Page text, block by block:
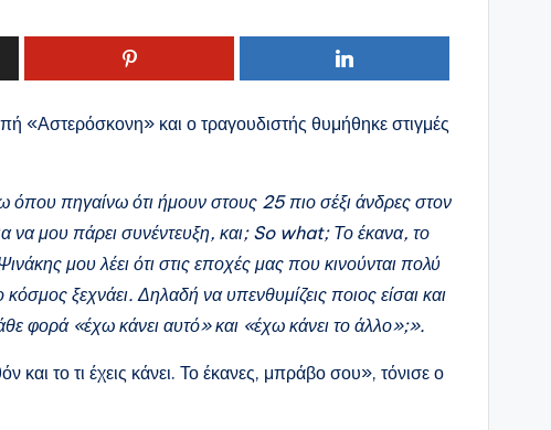
«Αστερόσκονη» και ο τραγουδιστής θυμήθηκε στιγμές
πηγαίνω ότι ήμουν στους 25 πιο σέξι άνδρες στον
μου πάρει συνέντευξη, και; So what; Το έκανα, το
μου λέει ότι στις εποχές μας που κινούνται πολύ
ξεχνάει. Δηλαδή να υπενθυμίζεις ποιος είσαι και
φορά «έχω κάνει αυτό» και «έχω κάνει το άλλο»;».
το τι έχεις κάνει. Το έκανες, μπράβο σου», τόνισε ο